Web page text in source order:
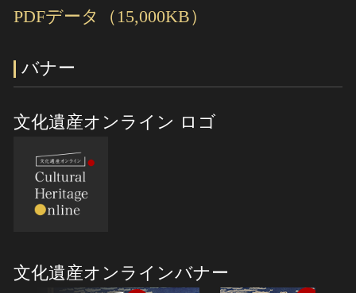
PDFデータ（15,000KB）
バナー
文化遺産オンライン ロゴ
文化遺産オンラインバナー